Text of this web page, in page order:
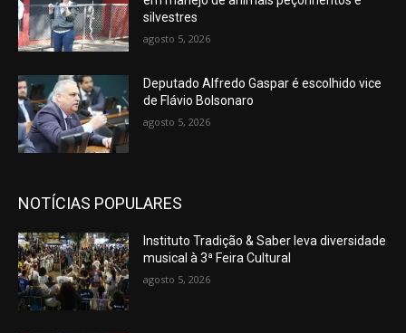
silvestres
agosto 5, 2026
Deputado Alfredo Gaspar é escolhido vice
de Flávio Bolsonaro
agosto 5, 2026
NOTÍCIAS POPULARES
Instituto Tradição & Saber leva diversidade
musical à 3ª Feira Cultural
agosto 5, 2026